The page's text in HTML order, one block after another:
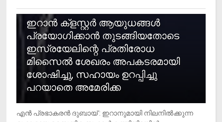
ഇറാന്‍ ക്‌ളസ്റ്റര്‍ ആയുധങ്ങള്‍
പ്രയോഗിക്കാന്‍ തുടങ്ങിയതോടെ
ഇസ്രയേലിന്റെ പ്രതിരോധ
മിസൈല്‍ ശേഖരം അപകടരമായി
ശോഷിച്ചു, സഹായം ഉറപ്പിച്ചു
പറയാതെ അമേരിക്ക
എന്‍ പ്രഭാകരന്‍ ദുബായ് : ഇറാനുമായി നിലനില്‍ക്കുന്ന